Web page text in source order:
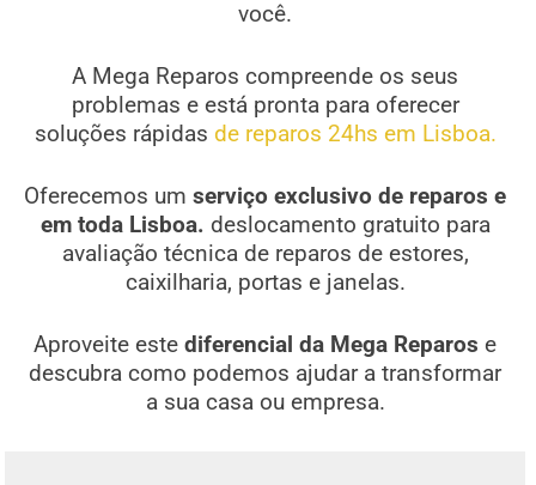
você.
A Mega Reparos compreende os seus
problemas e está pronta para oferecer
soluções rápidas de reparos 24hs em Lisboa.
Oferecemos um serviço exclusivo de reparos e
em toda Lisboa. deslocamento gratuito para
avaliação técnica de reparos de estores,
caixilharia, portas e janelas.
Aproveite estediferencial da Mega Reparos e
descubra como podemos ajudar a transformar
a sua casa ou empresa.